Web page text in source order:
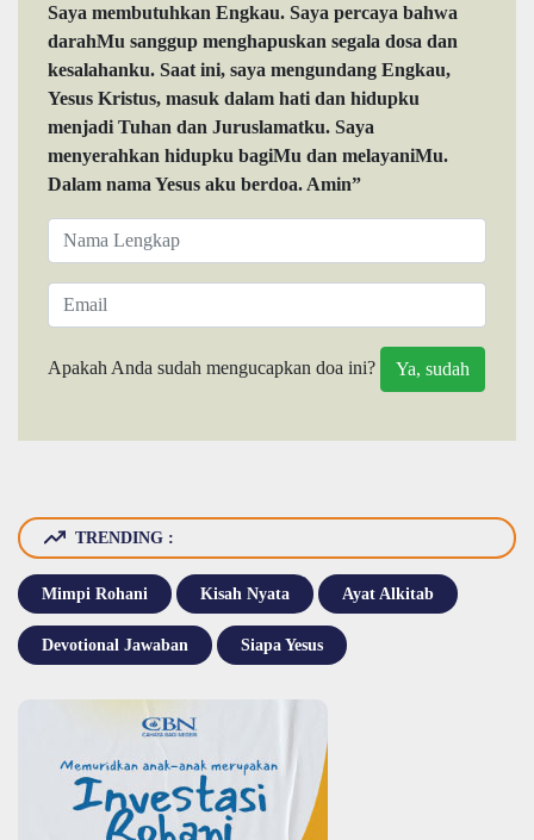
Saya membutuhkan Engkau. Saya percaya bahwa
darahMu sanggup menghapuskan segala dosa dan
kesalahanku. Saat ini, saya mengundang Engkau,
Yesus Kristus, masuk dalam hati dan hidupku
menjadi Tuhan dan Juruslamatku. Saya
menyerahkan hidupku bagiMu dan melayaniMu.
Dalam nama Yesus aku berdoa. Amin”
Apakah Anda sudah mengucapkan doa ini?
TRENDING :
Mimpi Rohani Kisah Nyata Ayat Alkitab
Devotional Jawaban Siapa Yesus